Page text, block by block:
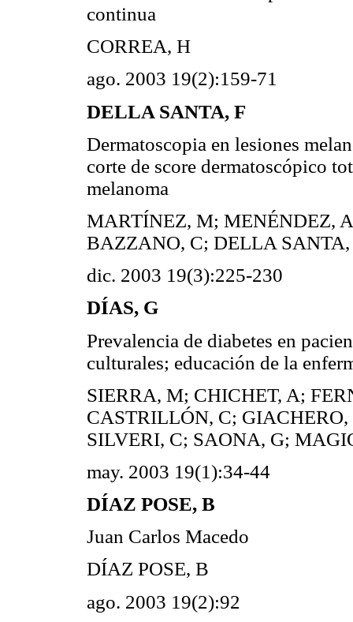
continua
CORREA, H
ago. 2003 19(2):159-71
DELLA SANTA, F
Dermatoscopia en lesiones
corte de score dermatoscópico
melanoma
MARTÍNEZ, M; MENÉNDEZ,
BAZZANO, C; DELLA SANTA,
dic. 2003 19(3):225-230
DÍAS, G
Prevalencia de diabetes en
culturales; educación de la
SIERRA, M; CHICHET, A;
CASTRILLÓN, C;
SILVERI, C; SAONA, G;
may. 2003 19(1):34-44
DÍAZ POSE, B
Juan Carlos Macedo
DÍAZ POSE, B
ago. 2003 19(2):92